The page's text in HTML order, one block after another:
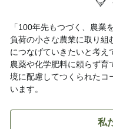
「100年先もつづく、農業
負荷の小さな農業に取り組
につなげていきたいと考え
農薬や化学肥料に頼らず育
境に配慮してつくられたコ
います。
私